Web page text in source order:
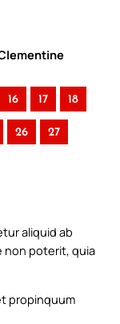
16 17 18
26 27
aliquid ab
non poterit, quia
propinquum